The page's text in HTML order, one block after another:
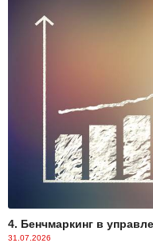
4. Бенчмаркинг в
31.07.2026